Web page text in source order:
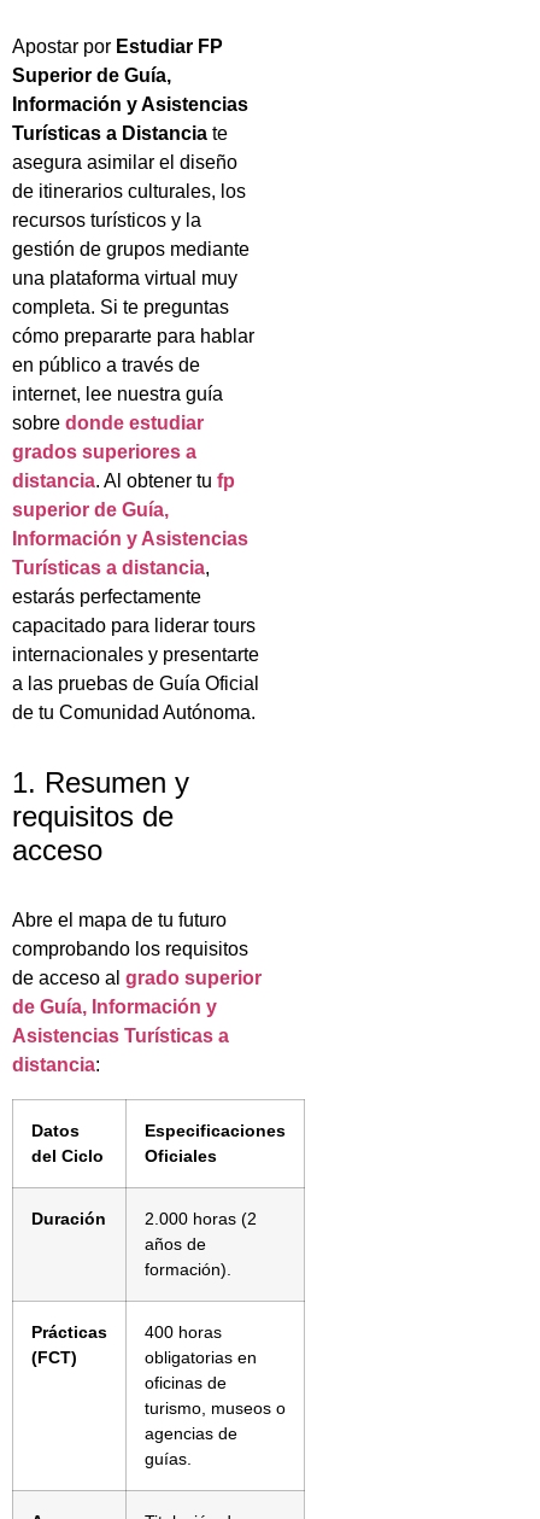
Apostar por Estudiar FP
Superior de Guía,
Información y Asistencias
Turísticas a Distancia te
asegura asimilar el diseño
de itinerarios culturales, los
recursos turísticos y la
gestión de grupos mediante
una plataforma virtual muy
completa. Si te preguntas
cómo prepararte para hablar
en público a través de
internet, lee nuestra guía
sobre donde estudiar
grados superiores a
distancia. Al obtener tu fp
superior de Guía,
Información y Asistencias
Turísticas a distancia,
estarás perfectamente
capacitado para liderar tours
internacionales y presentarte
a las pruebas de Guía Oficial
de tu Comunidad Autónoma.
1. Resumen y
requisitos de
acceso
Abre el mapa de tu futuro
comprobando los requisitos
de acceso al grado superior
de Guía, Información y
Asistencias Turísticas a
distancia:
Datos
del Ciclo
Especificaciones
Oficiales
Duración
2.000 horas (2
años de
formación).
Prácticas
(FCT)
400 horas
obligatorias en
oficinas de
turismo, museos o
agencias de
guías.